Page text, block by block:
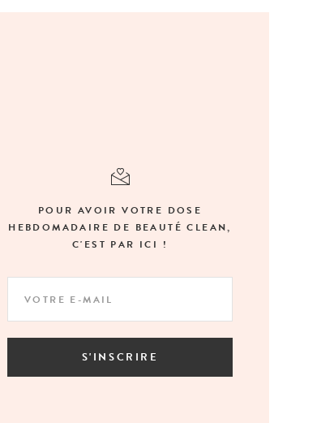
POUR AVOIR VOTRE DOSE
HEBDOMADAIRE DE BEAUTÉ CLEAN,
C'EST PAR ICI !
S'INSCRIRE